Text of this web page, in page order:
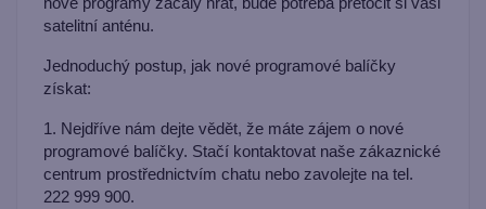
satelitní anténu.
Jednoduchý postup, jak nové programové balíčky
získat:
1. Nejdříve nám dejte vědět, že máte zájem o nové
programové balíčky. Stačí kontaktovat naše zákaznické
centrum prostřednictvím chatu nebo zavolejte na tel.
222 999 900.